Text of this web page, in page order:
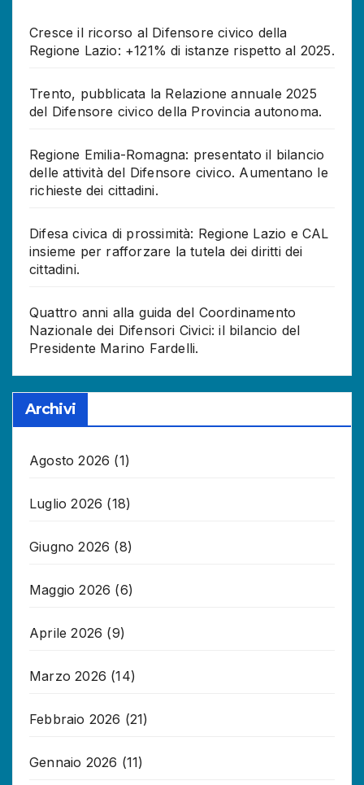
Cresce il ricorso al Difensore civico della
Regione Lazio: +121% di istanze rispetto al 2025.
Trento, pubblicata la Relazione annuale 2025
del Difensore civico della Provincia autonoma.
Regione Emilia-Romagna: presentato il bilancio
delle attività del Difensore civico. Aumentano le
richieste dei cittadini.
Difesa civica di prossimità: Regione Lazio e CAL
insieme per rafforzare la tutela dei diritti dei
cittadini.
Quattro anni alla guida del Coordinamento
Nazionale dei Difensori Civici: il bilancio del
Presidente Marino Fardelli.
Archivi
Agosto 2026 (1)
Luglio 2026 (18)
Giugno 2026 (8)
Maggio 2026 (6)
Aprile 2026 (9)
Marzo 2026 (14)
Febbraio 2026 (21)
Gennaio 2026 (11)